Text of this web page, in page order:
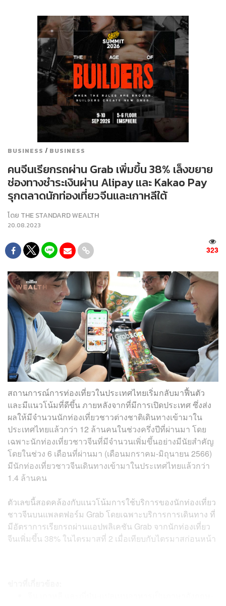
BUSINESS / BUSINESS
คนจีนเรียกรถผ่าน Grab เพิ่มขึ้น 38% เล็งขยาย
ช่องทางชำระเงินผ่าน Alipay และ Kakao Pay
รุกตลาดนักท่องเที่ยวจีนและเกาหลีใต้
โดย THE STANDARD WEALTH
20.08.2023
323
สถานการณ์การท่องเที่ยวในประเทศไทยเริ่มกลับมาฟื้นตัว
และมีแนวโน้มที่ดีขึ้น ภายหลังจากที่มีการเปิดประเทศ ซึ่งส่ง
ผลให้มีจำนวนนักท่องเที่ยวชาวต่างชาติเดินทางเข้ามาใน
ประเทศไทยแล้วกว่า 12 ล้านคนในช่วงครึ่งปีที่ผ่านมา โดย
เฉพาะนักท่องเที่ยวชาวจีนที่มีจำนวนเพิ่มขึ้นอย่างมีนัยสำคัญ
โดยในช่วง 6 เดือนที่ผ่านมา (เดือนมกราคม-มิถุนายน 2566)
มีนักท่องเที่ยวชาวจีนเดินทางเข้ามาในประเทศไทยแล้วกว่า
1.4 ล้านคน
ตัวเลขนี้สอดคล้องกับแนวโน้มการใช้บริการของนักท่องเที่ยว
ชาวจีนบนแพลตฟอร์ม Grab โดยเฉพาะบริการการเดินทาง ที่
มีอัตราการเรียกรถผ่านแอปพลิเคชัน Grab จากนักท่องเที่ยว
จีนเพิ่มขึ้น 38% ในไตรมาสที่ 2 เมื่อเทียบกับไตรมาสก่อนหน้า